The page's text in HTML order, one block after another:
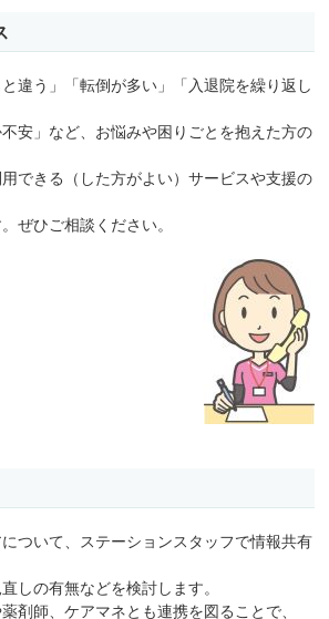
と違う」「転倒が多い」「入退院を繰り返し
不安」など、お悩みや困りごとを抱えた方の
できる（した方がよい）サービスや支援の
ぜひご相談ください。
ついて、ステーションスタッフで情報共有
しの有無などを検討します。
剤師、ケアマネとも連携を図ることで、